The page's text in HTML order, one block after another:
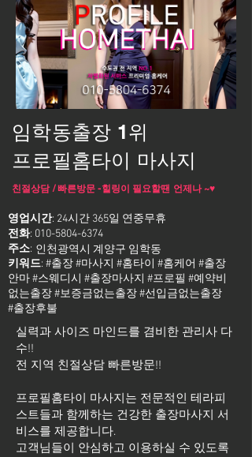
임학동출장 1위
프로필홈타이 마사지
친절상담 / 빠른방문 -힐링이 필요할땐 언제나 ~♥
영업시간: 24시간 365일 연중무휴
전화: 010-5804-6374
주소:
키워드: #출장 #마사지 #홈타이 #홈케어 #출장
안마 #스웨디시 #출장마사지 #프로필 #예약비
없는출장 #보증금없는출장 #선입금없는출장
#출장후불
인천광역시 계양구 임학동
실력과 사이즈 마인드를 겸비한 관리사 다
수!!
전 지역 친절상담 빠른방문!!
프로필홈타이 마사지는 전문적인 테라피
스트들과 함께하는 건강한 출장마사지 서
비스를 제공합니다.
고객님들이 안심하고 이용하실 수 있도록